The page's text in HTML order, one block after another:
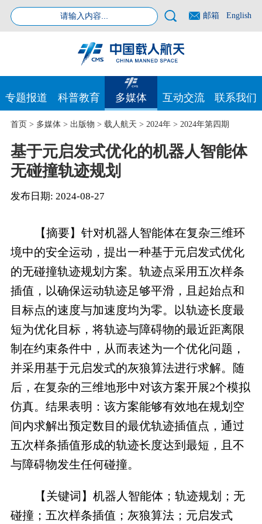
邮箱 English
专题报道 科普教育 多媒体 互动交流 联系我们
首页> 多媒体> 出版物 > 载人航天 > 2024年> 2024年第四期
基于元启发式优化的机器人智能体
无碰撞轨迹规划
发布日期: 2024-08-27
【摘要】针对机器人智能体在复杂三维环
境中的安全运动，提出一种基于元启发式优化
的无碰撞轨迹规划方案。轨迹点采用五次样条
插值，以确保运动轨迹足够平滑，且起始点和
目标点的速度与加速度均为零。以轨迹长度最
短为优化目标，将轨迹与障碍物的最近距离限
制在约束条件中，从而表述为一个优化问题，
并采用基于元启发式的灰狼算法进行求解。随
后，在复杂的三维地形中对该方案开展2个模拟
仿真。结果表明：该方案能够有效地在规划空
间内求解出预定数目的最优轨迹插值点，通过
五次样条插值形成的轨迹长度达到最短，且不
与障碍物发生任何碰撞。
【关键词】机器人智能体；轨迹规划；无
碰撞；五次样条插值；灰狼算法；元启发式